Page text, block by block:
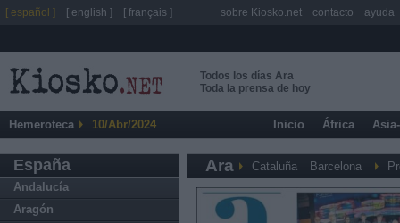
Todos los días Ara
Toda la prensa de hoy
Hemeroteca 10/Abr/2024 Inicio África
España
Andalucía
Aragón
Ara Cataluña Barcelona
[ español ] [ english ] [ français ] sobre Kiosko.net contacto ayuda